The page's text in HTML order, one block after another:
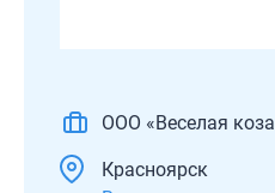
ООО «Веселая
Красноярск